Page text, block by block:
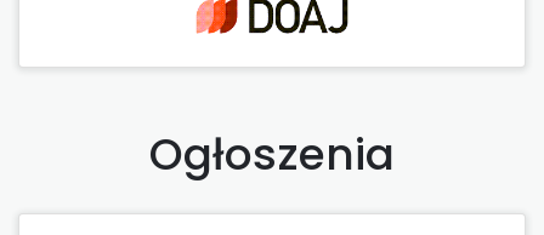
Ogłoszenia